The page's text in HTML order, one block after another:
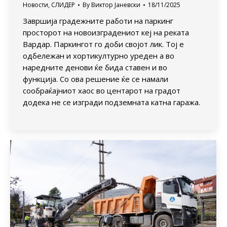
Новости, СЛИДЕР By Виктор Јаневски 18/11/2025
Завршија градежните работи на паркинг
просторот на новоизградениот кеј на реката
Вардар. Паркингот го доби својот лик. Тој е
одбележан и хортикултурно уреден а во
наредните денови ќе бида ставен и во
функција. Со ова решение ќе се намали
сообраќајниот хаос во центарот на градот
додека не се изгради подземната катна гаража.